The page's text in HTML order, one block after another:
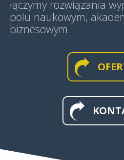
MAPY
MAPY
MAPY I APLIKACJE
łączymy rozwiązania
polu naukowym,
biznesowym.